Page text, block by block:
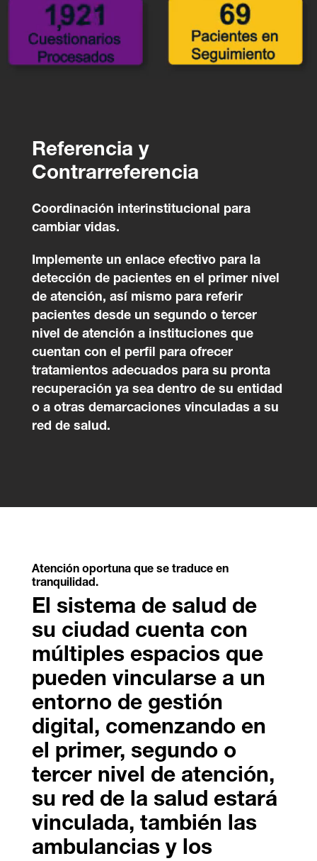
Referencia y
Contrarreferencia
Coordinación interinstitucional para
cambiar vidas.
Implemente un enlace efectivo para la
detección de pacientes en el primer nivel
de atención, así mismo para referir
pacientes desde un segundo o tercer
nivel de atención a instituciones que
cuentan con el perfil para ofrecer
tratamientos adecuados para su pronta
recuperación ya sea dentro de su entidad
o a otras demarcaciones vinculadas a su
red de salud.
Atención oportuna que se traduce en
tranquilidad.
El sistema de salud de
su ciudad cuenta con
múltiples espacios que
pueden vincularse a un
entorno de gestión
digital, comenzando en
el primer, segundo o
tercer nivel de atención,
su red de la salud estará
vinculada, también las
ambulancias y los